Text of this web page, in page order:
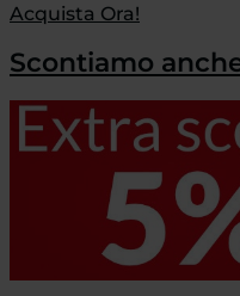
Acquista Ora!
Scontiamo